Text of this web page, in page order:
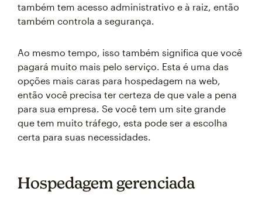
também tem acesso administrativo e à raiz, então
também controla a segurança.
Ao mesmo tempo, isso também significa que você
pagará muito mais pelo serviço. Esta é uma das
opções mais caras para hospedagem na web,
então você precisa ter certeza de que vale a pena
para sua empresa. Se você tem um site grande
que tem muito tráfego, esta pode ser a escolha
certa para suas necessidades.
Hospedagem gerenciada